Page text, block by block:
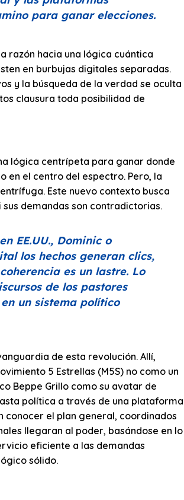
para ganar elecciones.
razón hacia una lógica cuántica
en burbujas digitales separadas.
y la búsqueda de la verdad se oculta
clausura toda posibilidad de
lógica centrípeta para ganar donde
en el centro del espectro. Pero, la
Este nuevo contexto busca
demandas son contradictorias.
EE.UU., Dominic o
los hechos generan clics,
es un lastre. Lo
de los pastores
un sistema político
de esta revolución. Allí,
5 Estrellas (M5S) no como un
Beppe Grillo como su avatar de
política a través de una plataforma
conocer el plan general, coordinados
llegaran al poder, basándose en lo
eficiente a las demandas
sólido.